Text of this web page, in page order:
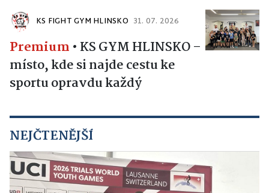
KS FIGHT GYM HLINSKO 31. 07. 2026
Premium • KS GYM HLINSKO –
místo, kde si najde cestu ke
sportu opravdu každý
NEJČTENĚJŠÍ